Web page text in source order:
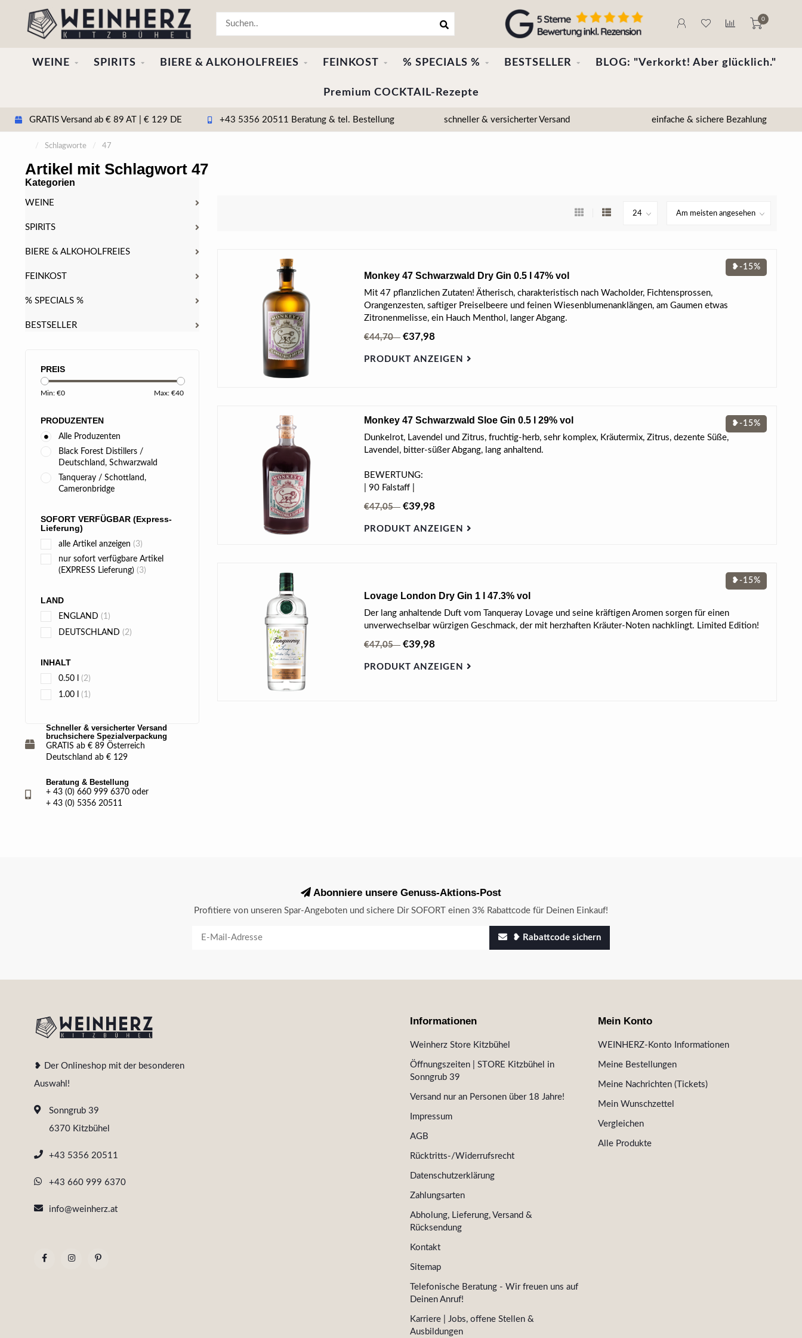
0
WEINE SPIRITS BIERE & ALKOHOLFREIES FEINKOST % SPECIALS % BESTSELLER BLOG: "Verkorkt! Aber glücklich."
Premium COCKTAIL-Rezepte
GRATIS Versand ab € 89 AT | € 129 DE +43 5356 20511 Beratung & tel. Bestellung schneller & versicherter Versand einfache & sichere Bezahlung
/ Schlagworte / 47
Artikel mit Schlagwort 47
PREIS
Min: €0 Max: €40
PRODUZENTEN
Alle Produzenten
Black Forest Distillers /
Deutschland, Schwarzwald
Tanqueray / Schottland,
Cameronbridge
SOFORT VERFÜGBAR (Express-
Lieferung)
alle Artikel anzeigen (3)
nur sofort verfügbare Artikel
(EXPRESS Lieferung) (3)
LAND
ENGLAND (1)
DEUTSCHLAND (2)
INHALT
0.50 l (2)
1.00 l (1)
Kategorien
WEINE
SPIRITS
BIERE & ALKOHOLFREIES
FEINKOST
% SPECIALS %
BESTSELLER
Schneller & versicherter Versand
bruchsichere Spezialverpackung
GRATIS ab € 89 Österreich
Deutschland ab € 129
Beratung & Bestellung
+ 43 (0) 660 999 6370 oder
+ 43 (0) 5356 20511
❥-15%
Monkey 47 Schwarzwald Dry Gin 0.5 l 47% vol
Mit 47 pflanzlichen Zutaten! Ätherisch, charakteristisch nach Wacholder, Fichtensprossen,
Orangenzesten, saftiger Preiselbeere und feinen Wiesenblumenanklängen, am Gaumen etwas
Zitronenmelisse, ein Hauch Menthol, langer Abgang.
€44,70 €37,98
PRODUKT ANZEIGEN
❥-15%
Monkey 47 Schwarzwald Sloe Gin 0.5 l 29% vol
Dunkelrot, Lavendel und Zitrus, fruchtig-herb, sehr komplex, Kräutermix, Zitrus, dezente Süße,
Lavendel, bitter-süßer Abgang, lang anhaltend.
BEWERTUNG:
| 90 Falstaff |
€47,05 €39,98
PRODUKT ANZEIGEN
❥-15%
Lovage London Dry Gin 1 l 47.3% vol
Der lang anhaltende Duft vom Tanqueray Lovage und seine kräftigen Aromen sorgen für einen
unverwechselbar würzigen Geschmack, der mit herzhaften Kräuter-Noten nachklingt. Limited Edition!
€47,05 €39,98
PRODUKT ANZEIGEN
Abonniere unsere Genuss-Aktions-Post
Profitiere von unseren Spar-Angeboten und sichere Dir SOFORT einen 3% Rabattcode für Deinen Einkauf!
❥ Rabattcode sichern
❥ Der Onlineshop mit der besonderen
Auswahl!
Sonngrub 39
6370 Kitzbühel
+43 5356 20511
+43 660 999 6370
info@weinherz.at
Informationen
Weinherz Store Kitzbühel
Öffnungszeiten | STORE Kitzbühel in
Sonngrub 39
Versand nur an Personen über 18 Jahre!
Impressum
AGB
Rücktritts-/Widerrufsrecht
Datenschutzerklärung
Zahlungsarten
Abholung, Lieferung, Versand &
Rücksendung
Kontakt
Sitemap
Telefonische Beratung - Wir freuen uns auf
Deinen Anruf!
Karriere | Jobs, offene Stellen &
Ausbildungen
Mein Konto
WEINHERZ-Konto Informationen
Meine Bestellungen
Meine Nachrichten (Tickets)
Mein Wunschzettel
Vergleichen
Alle Produkte